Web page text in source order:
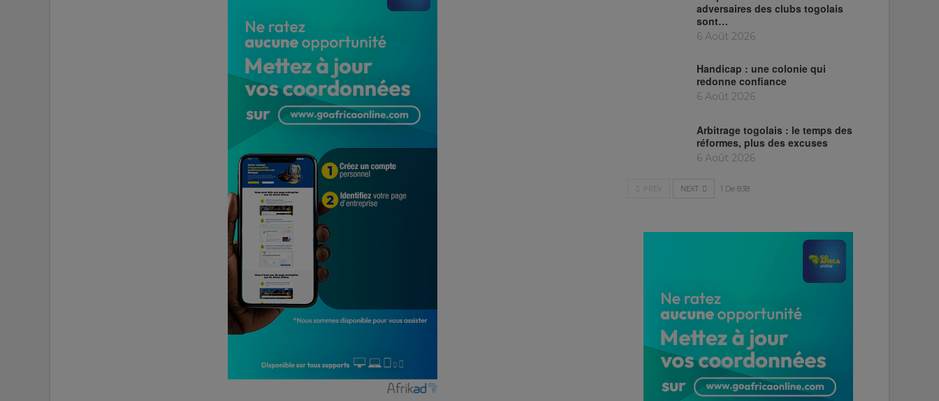
adversaires des clubs togolais
sont…
6 Août 2026
Handicap : une colonie qui
redonne confiance
6 Août 2026
Arbitrage togolais : le temps des
réformes, plus des excuses
6 Août 2026
NEXT 1 De 838